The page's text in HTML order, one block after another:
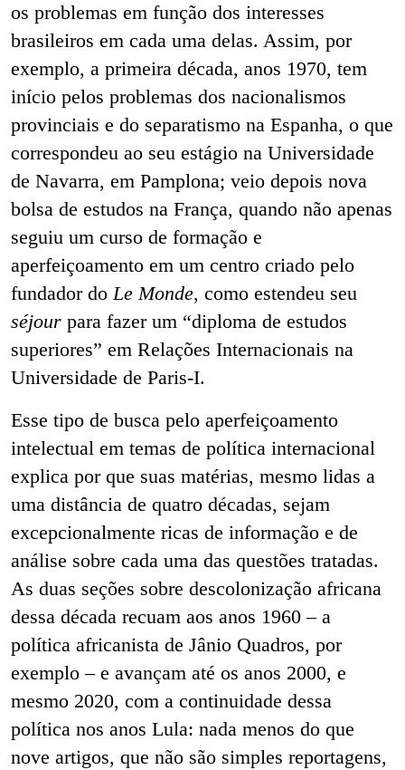
os problemas em função dos interesses
brasileiros em cada uma delas. Assim, por
exemplo, a primeira década, anos 1970, tem
início pelos problemas dos nacionalismos
provinciais e do separatismo na Espanha, o que
correspondeu ao seu estágio na Universidade
de Navarra, em Pamplona; veio depois nova
bolsa de estudos na França, quando não apenas
seguiu um curso de formação e
aperfeiçoamento em um centro criado pelo
fundador doLe Monde, como estendeu seu
séjour para fazer um “diploma de estudos
superiores” em Relações Internacionais na
Universidade de Paris-I.
Esse tipo de busca pelo aperfeiçoamento
intelectual em temas de política internacional
explica por que suas matérias, mesmo lidas a
uma distância de quatro décadas, sejam
excepcionalmente ricas de informação e de
análise sobre cada uma das questões tratadas.
As duas seções sobre descolonização africana
dessa década recuam aos anos 1960 – a
política africanista de Jânio Quadros, por
exemplo – e avançam até os anos 2000, e
mesmo 2020, com a continuidade dessa
política nos anos Lula: nada menos do que
nove artigos, que não são simples reportagens,